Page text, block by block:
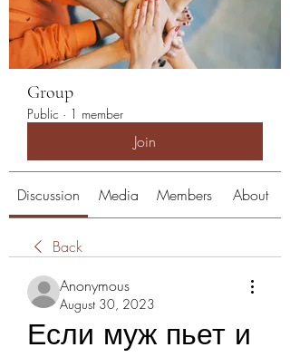
Group
Public · 1 member
Join
Discussion Media Members About
Back
Anonymous
August 30, 2023
Если муж пьет и